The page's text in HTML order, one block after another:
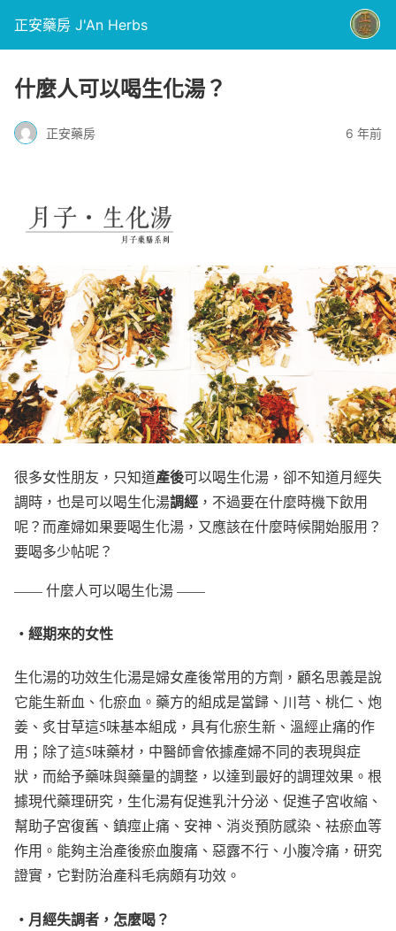
正安藥房 J'An Herbs
什麼人可以喝生化湯？
正安藥房 6 年前
很多女性朋友，只知道產後可以喝生化湯，卻不知道月經失
調時，也是可以喝生化湯調經 ，不過要在什麼時機下飲用
呢？而產婦如果要喝生化湯，又應該在什麼時候開始服用？
要喝多少帖呢？
—— 什麼人可以喝生化湯 ——
・經期來的女性
生化湯的功效生化湯是婦女產後常用的方劑，顧名思義是說
它能生新血、化瘀血。藥方的組成是當歸、川芎、桃仁、炮
姜、炙甘草這5味基本組成，具有化瘀生新、溫經止痛的作
用；除了這5味藥材，中醫師會依據產婦不同的表現與症
狀，而給予藥味與藥量的調整，以達到最好的調理效果。根
據現代藥理研究，生化湯有促進乳汁分泌、促進子宮收縮、
幫助子宮復舊、鎮痙止痛、安神、消炎預防感染、袪瘀血等
作用。能夠主治產後瘀血腹痛、惡露不行、小腹冷痛，研究
證實，它對防治產科毛病頗有功效。
・月經失調者，怎麼喝？